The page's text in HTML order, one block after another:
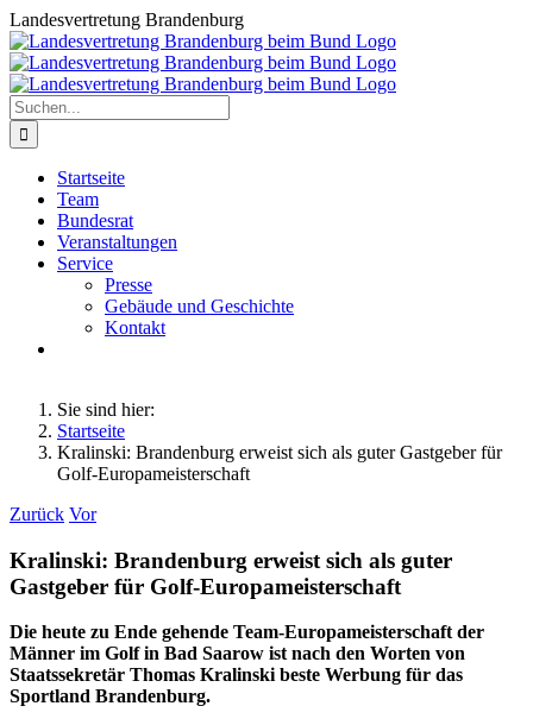
Zum
Inhalt
springen
Landesvertretung Brandenburg
Suche
nach:
Startseite
Team
Bundesrat
Veranstaltungen
Service
Presse
Gebäude und Geschichte
Kontakt
Sie sind hier:
Startseite
Kralinski: Brandenburg erweist sich als guter Gastgeber für
Golf-Europameisterschaft
Zurück Vor
Kralinski: Brandenburg erweist sich als guter
Gastgeber für Golf-Europameisterschaft
Die heute zu Ende gehende Team-Europameisterschaft der
Männer im Golf in Bad Saarow ist nach den Worten von
Staatssekretär Thomas Kralinski beste Werbung für das
Sportland Brandenburg.